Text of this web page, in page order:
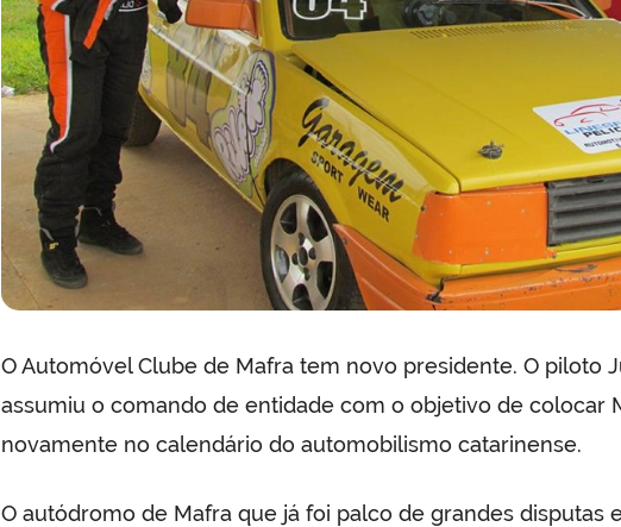
O Automóvel Clube de Mafra tem novo presidente. O piloto
assumiu o comando de entidade com o objetivo de colocar
novamente no calendário do automobilismo catarinense.
O autódromo de Mafra que já foi palco de grandes disputas